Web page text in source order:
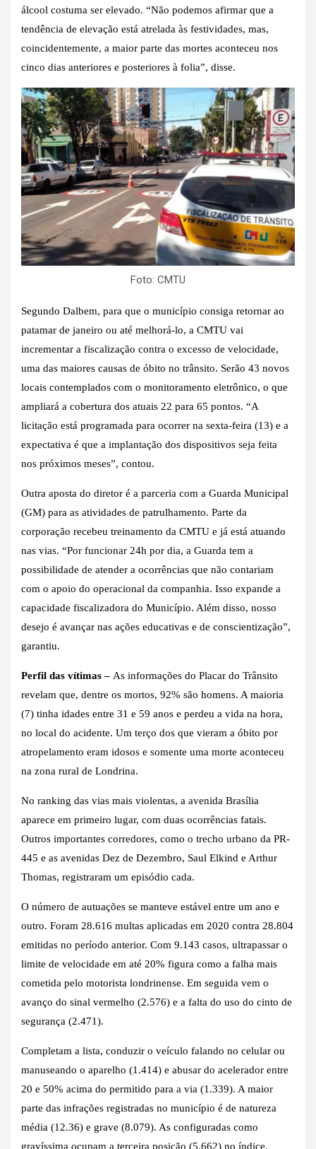
álcool costuma ser elevado. “Não podemos afirmar que a
tendência de elevação está atrelada às festividades, mas,
coincidentemente, a maior parte das mortes aconteceu nos
cinco dias anteriores e posteriores à folia”, disse.
Foto: CMTU
Segundo Dalbem, para que o município consiga retornar ao
patamar de janeiro ou até melhorá-lo, a CMTU vai
incrementar a fiscalização contra o excesso de velocidade,
uma das maiores causas de óbito no trânsito. Serão 43 novos
locais contemplados com o monitoramento eletrônico, o que
ampliará a cobertura dos atuais 22 para 65 pontos. “A
licitação está programada para ocorrer na sexta-feira (13) e a
expectativa é que a implantação dos dispositivos seja feita
nos próximos meses”, contou.
Outra aposta do diretor é a parceria com a Guarda Municipal
(GM) para as atividades de patrulhamento. Parte da
corporação recebeu treinamento da CMTU e já está atuando
nas vias. “Por funcionar 24h por dia, a Guarda tem a
possibilidade de atender a ocorrências que não contariam
com o apoio do operacional da companhia. Isso expande a
capacidade fiscalizadora do Município. Além disso, nosso
desejo é avançar nas ações educativas e de conscientização”,
garantiu.
Perfil das vítimas – As informações do Placar do Trânsito
revelam que, dentre os mortos, 92% são homens. A maioria
(7) tinha idades entre 31 e 59 anos e perdeu a vida na hora,
no local do acidente. Um terço dos que vieram a óbito por
atropelamento eram idosos e somente uma morte aconteceu
na zona rural de Londrina.
No ranking das vias mais violentas, a avenida Brasília
aparece em primeiro lugar, com duas ocorrências fatais.
Outros importantes corredores, como o trecho urbano da PR-
445 e as avenidas Dez de Dezembro, Saul Elkind e Arthur
Thomas, registraram um episódio cada.
O número de autuações se manteve estável entre um ano e
outro. Foram 28.616 multas aplicadas em 2020 contra 28.804
emitidas no período anterior. Com 9.143 casos, ultrapassar o
limite de velocidade em até 20% figura como a falha mais
cometida pelo motorista londrinense. Em seguida vem o
avanço do sinal vermelho (2.576) e a falta do uso do cinto de
segurança (2.471).
Completam a lista, conduzir o veículo falando no celular ou
manuseando o aparelho (1.414) e abusar do acelerador entre
20 e 50% acima do permitido para a via (1.339). A maior
parte das infrações registradas no município é de natureza
média (12.36) e grave (8.079). As configuradas como
gravíssima ocupam a terceira posição (5.662) no índice.